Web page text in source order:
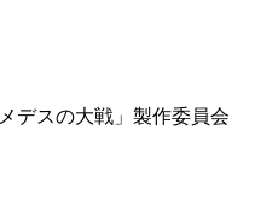
デスの大戦」製作委員会